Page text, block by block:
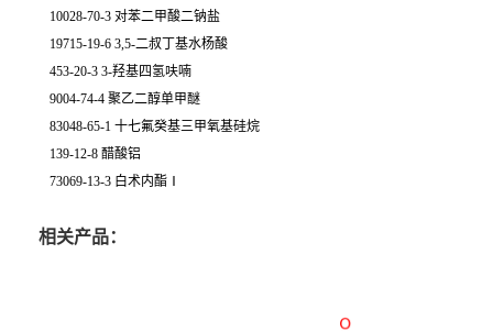
10028-70-3 对苯二甲酸二钠盐
19715-19-6 3,5-二叔丁基水杨酸
453-20-3 3-羟基四氢呋喃
9004-74-4 聚乙二醇单甲醚
83048-65-1 十七氟癸基三甲氧基硅烷
139-12-8 醋酸铝
73069-13-3 白术内酯Ⅰ
相关产品：